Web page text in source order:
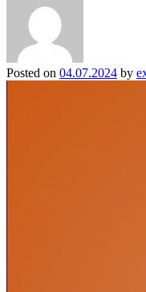
Posted on 04.07.2024 by